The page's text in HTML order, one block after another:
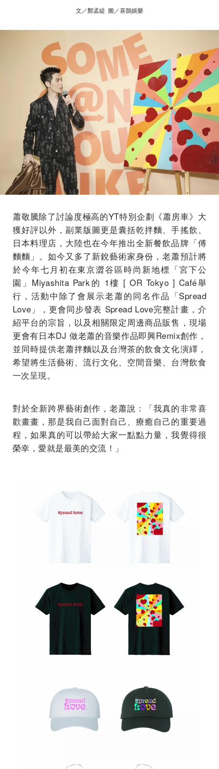
文／鄭孟緹 圖／喜鵲娛樂
蕭敬騰除了討論度極高的YT特別企劃《蕭房車》大
獲好評以外，副業版圖更是囊括乾拌麵、手搖飲、
日本料理店，大陸也在今年推出全新餐飲品牌「傅
麵麵」。如今又多了新銳藝術家身份，老蕭預計將
於今年七月初在東京澀谷區時尚新地標「宮下公
園」Miyashita Park的 1樓 [ OR Tokyo ] Café舉
行，活動中除了會展示老蕭的同名作品「Spread
Love」，更會同步發表 Spread Love完整計畫，介
紹平台的宗旨，以及相關限定周邊商品販售，現場
更會有日本DJ 做老蕭的音樂作品即興Remix創作，
並同時提供老蕭拌麵以及台灣茶的飲食文化演繹，
希望將生活藝術、流行文化、空間音樂、台灣飲食
一次呈現。
對於全新跨界藝術創作，老蕭說：「我真的非常喜
歡畫畫，那是我自己面對自己、療癒自己的重要過
程，如果真的可以帶給大家一點點力量，我覺得很
榮幸，愛就是最美的交流！」